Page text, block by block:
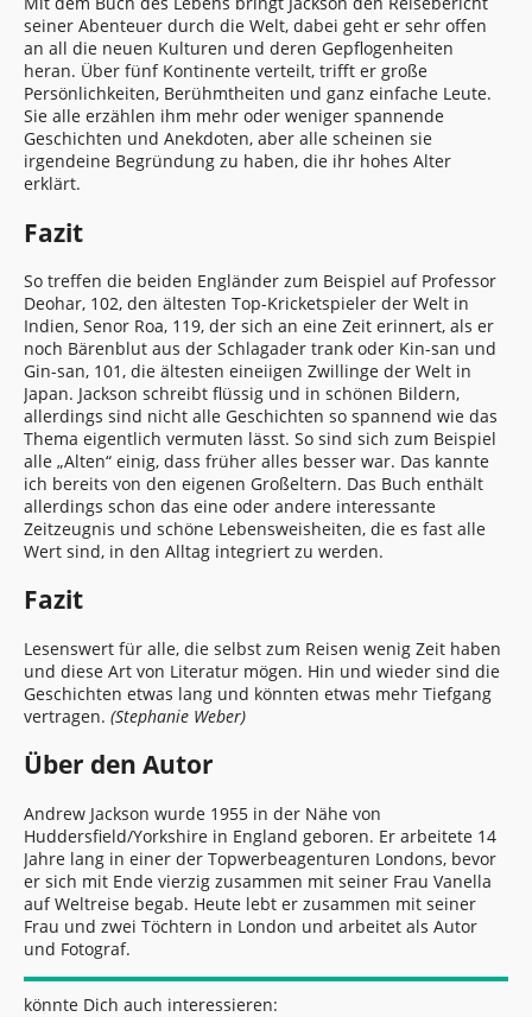
seiner Abenteuer durch die Welt, dabei geht er sehr offen
an all die neuen Kulturen und deren Gepflogenheiten
heran. Über fünf Kontinente verteilt, trifft er große
Persönlichkeiten, Berühmtheiten und ganz einfache Leute.
Sie alle erzählen ihm mehr oder weniger spannende
Geschichten und Anekdoten, aber alle scheinen sie
irgendeine Begründung zu haben, die ihr hohes Alter
erklärt.
Fazit
So treffen die beiden Engländer zum Beispiel auf Professor
Deohar, 102, den ältesten Top-Kricketspieler der Welt in
Indien, Senor Roa, 119, der sich an eine Zeit erinnert, als er
noch Bärenblut aus der Schlagader trank oder Kin-san und
Gin-san, 101, die ältesten eineiigen Zwillinge der Welt in
Japan. Jackson schreibt flüssig und in schönen Bildern,
allerdings sind nicht alle Geschichten so spannend wie das
Thema eigentlich vermuten lässt. So sind sich zum Beispiel
alle „Alten“ einig, dass früher alles besser war. Das kannte
ich bereits von den eigenen Großeltern. Das Buch enthält
allerdings schon das eine oder andere interessante
Zeitzeugnis und schöne Lebensweisheiten, die es fast alle
Wert sind, in den Alltag integriert zu werden.
Fazit
Lesenswert für alle, die selbst zum Reisen wenig Zeit haben
und diese Art von Literatur mögen. Hin und wieder sind die
Geschichten etwas lang und könnten etwas mehr Tiefgang
vertragen. (Stephanie Weber)
Über den Autor
Andrew Jackson wurde 1955 in der Nähe von
Huddersfield/Yorkshire in England geboren. Er arbeitete 14
Jahre lang in einer der Topwerbeagenturen Londons, bevor
er sich mit Ende vierzig zusammen mit seiner Frau Vanella
auf Weltreise begab. Heute lebt er zusammen mit seiner
Frau und zwei Töchtern in London und arbeitet als Autor
und Fotograf.
könnte Dich auch interessieren: